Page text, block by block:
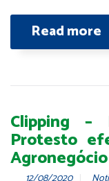
Read more
Clipping –
Protesto